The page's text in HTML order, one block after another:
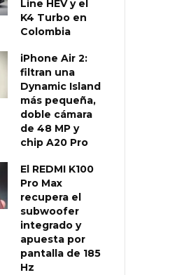
Line HEV y el
K4 Turbo en
Colombia
iPhone Air 2:
filtran una
Dynamic Island
más pequeña,
doble cámara
de 48 MP y
chip A20 Pro
El REDMI K100
Pro Max
recupera el
subwoofer
integrado y
apuesta por
pantalla de 185
Hz